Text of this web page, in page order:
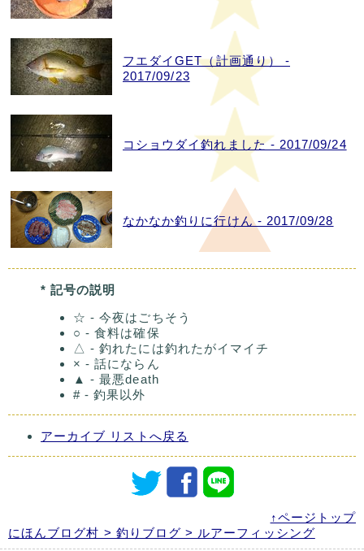
フエダイGET（計画通り） -
2017/09/23
コショウダイ釣れました - 2017/09/24
なかなか釣りに行けん - 2017/09/28
* 記号の説明
☆ - 今夜はごちそう
○ - 食料は確保
△ - 釣れたには釣れたがイマイチ
× - 話にならん
▲ - 最悪death
# - 釣果以外
アーカイブ リストへ戻る
↑ページトップ
にほんブログ村 > 釣りブログ > ルアーフィッシング